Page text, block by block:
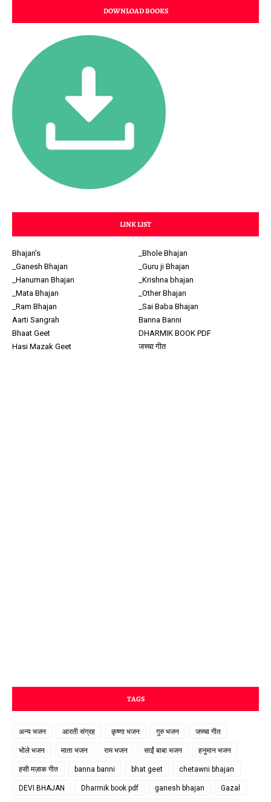
DOWNLOAD BOOKS
LINK LIST
Bhajan's
_Bhole Bhajan
_Ganesh Bhajan
_Guru ji Bhajan
_Hanuman Bhajan
_Krishna bhajan
_Mata Bhajan
_Other Bhajan
_Ram Bhajan
_Sai Baba Bhajan
Aarti Sangrah
Banna Banni
Bhaat Geet
DHARMIK BOOK PDF
Hasi Mazak Geet
जच्चा गीत
TAGS
अन्य भजन आरती संग्रह कृष्णा भजन गुरु भजन जच्चा गीत
भोले भजन माता भजन राम भजन साईं बाबा भजन हनुमान भजन
हसी मज़ाक गीत banna banni bhat geet chetawni bhajan
DEVI BHAJAN Dharmik book pdf ganesh bhajan Gazal